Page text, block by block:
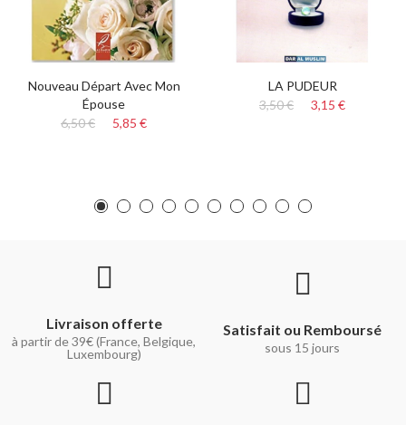
Nouveau Départ Avec Mon
Épouse
6,50 €
5,85 €
LA PUDEUR
3,50 €
3,15 €
Livraison offerte
à partir de 39€ (France, Belgique,
Luxembourg)
Satisfait ou Remboursé
sous 15 jours